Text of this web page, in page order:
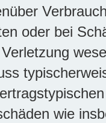
oder bei
wie